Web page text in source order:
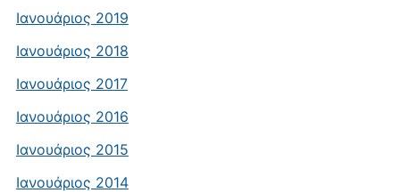
Ιανουάριος 2019
Ιανουάριος 2018
Ιανουάριος 2017
Ιανουάριος 2016
Ιανουάριος 2015
Ιανουάριος 2014